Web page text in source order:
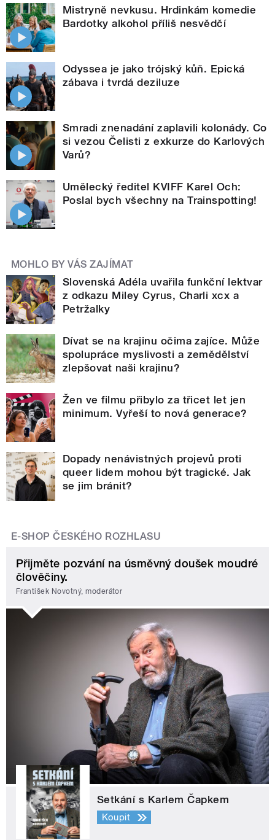
Mistryně nevkusu. Hrdinkám komedie
Bardotky alkohol příliš nesvědčí
Odyssea je jako trójský kůň. Epická
zábava i tvrdá deziluze
Smradi znenadání zaplavili kolonády. Co
si vezou Čelisti z exkurze do Karlových
Varů?
Umělecký ředitel KVIFF Karel Och:
Poslal bych všechny na Trainspotting!
MOHLO BY VÁS ZAJÍMAT
Slovenská Adéla uvařila funkční lektvar
z odkazu Miley Cyrus, Charli xcx a
Petržalky
Dívat se na krajinu očima zajíce. Může
spolupráce myslivosti a zemědělství
zlepšovat naši krajinu?
Žen ve filmu přibylo za třicet let jen
minimum. Vyřeší to nová generace?
Dopady nenávistných projevů proti
queer lidem mohou být tragické. Jak
se jim bránit?
E-SHOP ČESKÉHO ROZHLASU
Přijměte pozvání na úsměvný doušek moudré
člověčiny.
František Novotný, moderátor
Setkání s Karlem Čapkem
Koupit